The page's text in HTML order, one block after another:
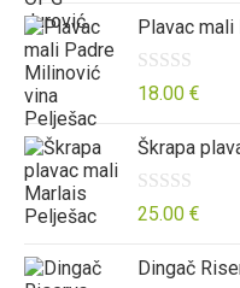
5
e
n
o
o
d
5
j
e
n
e
n
o
o
Plavac
O
j
e
n
e
18.00 €
Škrapa
O
j
25.00 €
Dingač